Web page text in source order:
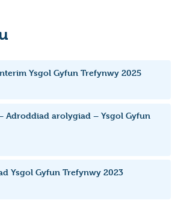
Ysgol Gyfun Trefynwy 2025
Adroddiad arolygiad – Ysgol Gyfun
Ysgol Gyfun Trefynwy 2023